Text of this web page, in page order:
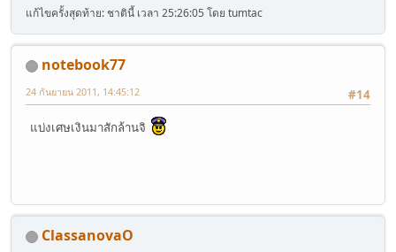
แก้ไขครั้งสุดท้าย: ชาตินี้ เวลา 25:26:05 โดย tumtac
notebook77
#14
24 กันยายน 2011, 14:45:12
แบ่งเศษเงินมาสักล้านจิ
ClassanovaO